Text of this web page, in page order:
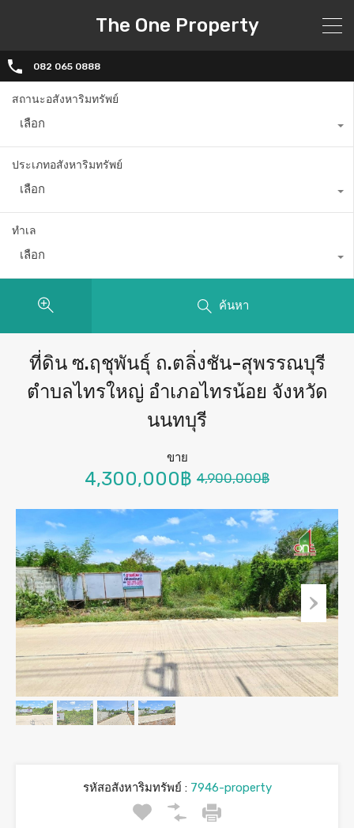
The One Property
082 065 0888
สถานะอสังหาริมทรัพย์
เลือก
ประเภทอสังหาริมทรัพย์
เลือก
ทำเล
เลือก
ค้นหา
ที่ดิน ซ.ฤชุพันธุ์ ถ.ตลิ่งชัน-สุพรรณบุรี
ตำบลไทรใหญ่ อำเภอไทรน้อย จังหวัด
นนทบุรี
ขาย
4,300,000฿ 4,900,000฿
รหัสอสังหาริมทรัพย์ :7946-property